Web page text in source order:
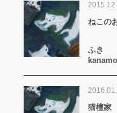
ねこの
ふき
猫檀家